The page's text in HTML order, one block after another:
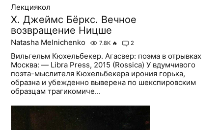
Лекциякол
X. Джеймс Бёркс. Вечное
возвращение Ницше
Natasha Melnichenko 7.8K 🔥 2
Вильгельм Кюхельбекер. Агасвер: поэма в отрывках
Москва: — Libra Press, 2015 (Rossica) У вдумчивого
поэта-мыслителя Кюхельбекера ирония горька,
образна и убежденно выверена по шекспировским
образцам трагикомиче...